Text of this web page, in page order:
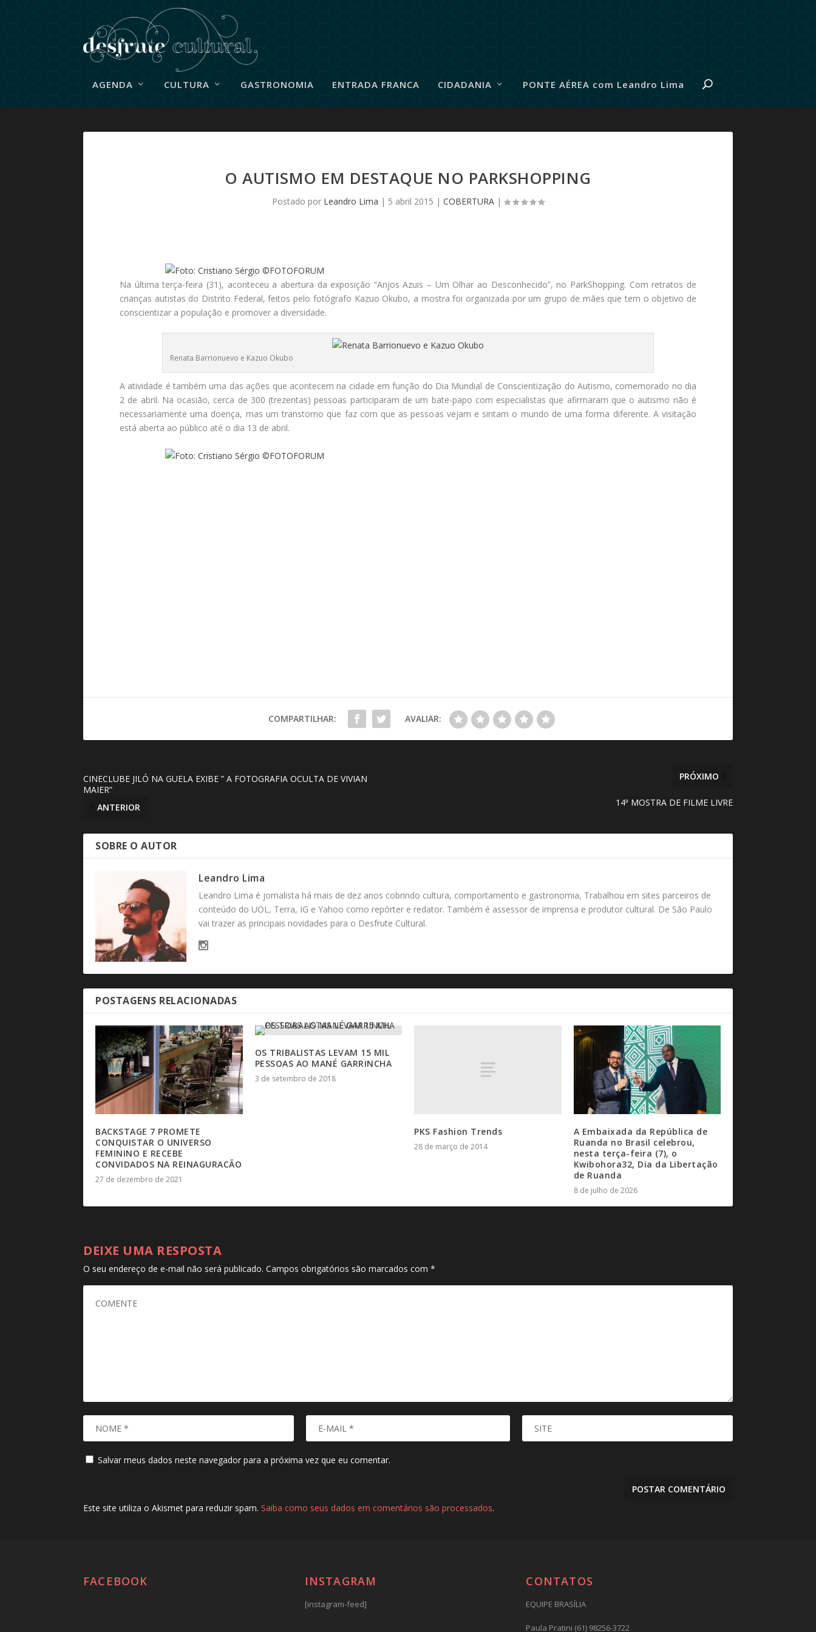
AGENDA CULTURA GASTRONOMIA ENTRADA FRANCA CIDADANIA PONTE AÉREA com Leandro Lima
O AUTISMO EM DESTAQUE NO PARKSHOPPING
Postado por Leandro Lima | 5 abril 2015 | COBERTURA |
Na última terça-feira (31), aconteceu a abertura da exposição “Anjos Azuis – Um Olhar ao Desconhecido”, no ParkShopping. Com retratos de
crianças autistas do Distrito Federal, feitos pelo fotógrafo Kazuo Okubo, a mostra foi organizada por um grupo de mães que tem o objetivo de
conscientizar a população e promover a diversidade.
Renata Barrionuevo e Kazuo Okubo
A atividade é também uma das ações que acontecem na cidade em função do Dia Mundial de Conscientização do Autismo, comemorado no dia
2 de abril. Na ocasião, cerca de 300 (trezentas) pessoas participaram de um bate-papo com especialistas que afirmaram que o autismo não é
necessariamente uma doença, mas um transtorno que faz com que as pessoas vejam e sintam o mundo de uma forma diferente. A visitação
está aberta ao público até o dia 13 de abril.
COMPARTILHAR: AVALIAR:
CINECLUBE JILÓ NA GUELA EXIBE ” A FOTOGRAFIA OCULTA DE VIVIAN
MAIER”
ANTERIOR
PRÓXIMO
14ª MOSTRA DE FILME LIVRE
SOBRE O AUTOR
Leandro Lima
Leandro Lima é jornalista há mais de dez anos cobrindo cultura, comportamento e gastronomia, Trabalhou em sites parceiros de
conteúdo do UOL, Terra, IG e Yahoo como repórter e redator. Também é assessor de imprensa e produtor cultural. De São Paulo
vai trazer as principais novidades para o Desfrute Cultural.
POSTAGENS RELACIONADAS
BACKSTAGE 7 PROMETE
CONQUISTAR O UNIVERSO
FEMININO E RECEBE
CONVIDADOS NA REINAGURACÃO
27 de dezembro de 2021
OS TRIBALISTAS LEVAM 15 MIL
PESSOAS AO MANÉ GARRINCHA
3 de setembro de 2018
PKS Fashion Trends
28 de março de 2014
A Embaixada da República de
Ruanda no Brasil celebrou,
nesta terça-feira (7), o
Kwibohora32, Dia da Libertação
de Ruanda
8 de julho de 2026
DEIXE UMA RESPOSTA
O seu endereço de e-mail não será publicado. Campos obrigatórios são marcados com *
Salvar meus dados neste navegador para a próxima vez que eu comentar.
Este site utiliza o Akismet para reduzir spam. Saiba como seus dados em comentários são processados.
FACEBOOK INSTAGRAM
[instagram-feed]
CONTATOS
EQUIPE BRASÍLIA
Paula Pratini (61) 98256-3722